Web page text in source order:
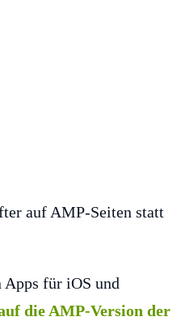
auf AMP-Seiten statt
für iOS und
die AMP-Version der